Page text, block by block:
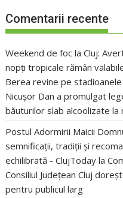
Comentarii recente
Weekend de foc la Cluj:
nopți tropicale rămân
Berea revine pe
Nicușor Dan a promulgat
băuturilor slab alcoolizate la
Postul Adormirii Maicii
semnificații, tradiții și
echilibrată - ClujToday la
Consiliul Județean Cluj
pentru publicul larg